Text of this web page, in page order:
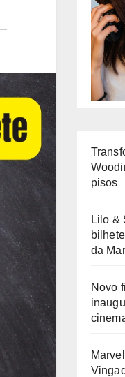
pisos
Lilo &
da
Novo